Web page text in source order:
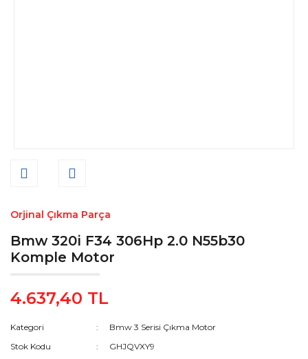
Orjinal Çıkma Parça
Bmw 320i F34 306Hp 2.0 N55b30
Komple Motor
4.637,40 TL
Kategori
Bmw 3 Serisi Çıkma Motor
Stok Kodu
GHJQVXY9